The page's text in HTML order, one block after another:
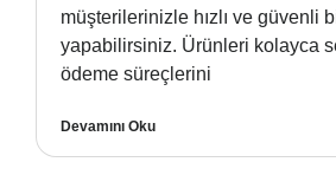
müşterilerinizle hızlı ve güvenli
yapabilirsiniz. Ürünleri kolayca
ödeme süreçlerini
Devamını Oku